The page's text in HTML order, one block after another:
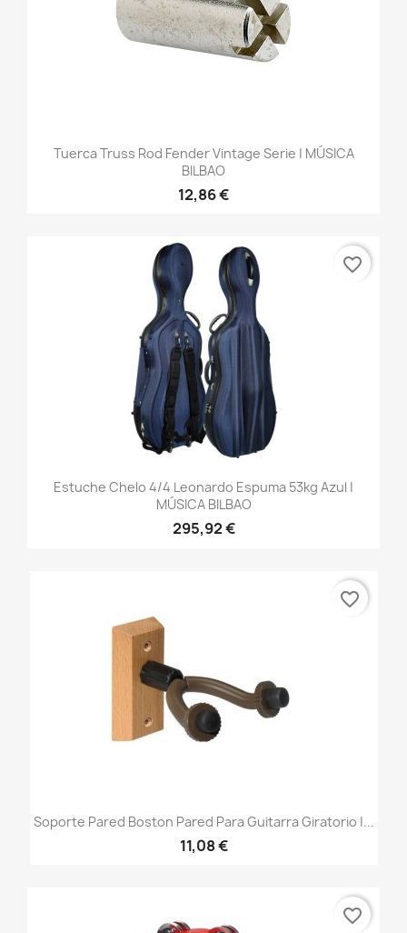
Tuerca Truss Rod Fender Vintage Serie | MÚSICA
BILBAO
12,86 €
Estuche Chelo 4/4 Leonardo Espuma 53kg Azul |
MÚSICA BILBAO
295,92 €
favorite_border
Soporte Pared Boston Pared Para Guitarra Giratorio |...
11,08 €
favorite_border
favorite_border